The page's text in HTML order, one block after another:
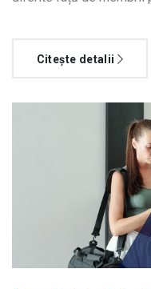
Citește detalii